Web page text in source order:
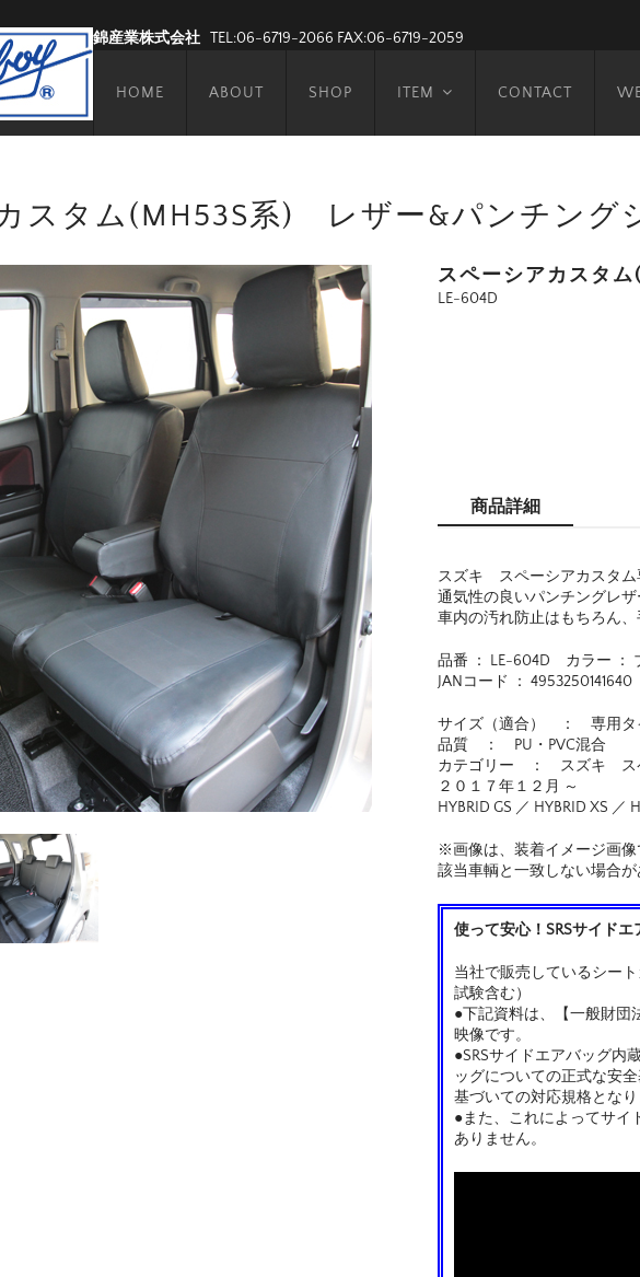
錦産業株式会社 TEL:06-6719-2066 FAX:06-6719-2059
HOME ABOUT SHOP ITEM CONTACT
スタム(MH53S系) レザー&パンチング
スペーシアカスタ
LE-604D
商品詳細
スズキ スペーシアカスタム
通気性の良いパンチングレザ
車内の汚れ防止はもちろん、
品番 ： LE-604D カラー ：
JANコード ： 4953250141640
サイズ（適合） ： 専用タ
品質 ： PU・PVC混合
カテゴリー ： スズキ スペ
２０１７年１２月 ～
HYBRID GS ／ HYBRID XS ／
※画像は、装着イメージ画像
該当車輌と一致しない場合が
使って安心！SRSサイド
当社で販売しているシー
試験含む）
●下記資料は、【一般財
映像です。
●SRSサイドエアバッグ内
ッグについての正式な安
基づいての対応規格となり
●また、これによってサイ
ありません。